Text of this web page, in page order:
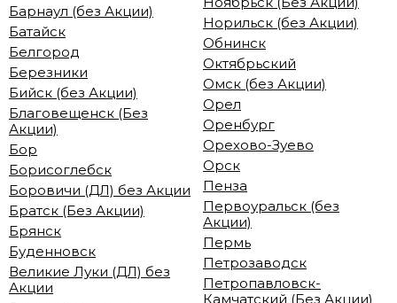
Барнаул (без Акции)
Батайск
Белгород
Березники
Бийск (без Акции)
Благовещенск (Без
Акции)
Бор
Борисоглебск
Боровичи (ДЛ) без Акции
Братск (Без Акции)
Брянск
Буденновск
Великие Луки (ДЛ) без
Акции
Норильск (без Акции)
Обнинск
Октябрьский
Омск (без Акции)
Орел
Оренбург
Орехово-Зуево
Орск
Пенза
Первоуральск (без
Акции)
Пермь
Петрозаводск
Петропавловск-
Камчатский (Без Акции)